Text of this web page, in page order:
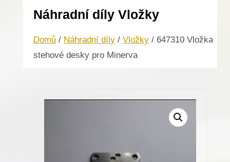
Náhradní díly Vložky
Domů / Náhradní díly / Vložky / 647310 Vložka
stehové desky pro Minerva